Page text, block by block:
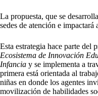
La propuesta, que se
sedes de atención e impactará
Esta estrategia hace parte del
Ecosistema de Innovación
Infancia y se implementa a
primera está orientada al
niñas en donde los agentes
movilización de habilidades